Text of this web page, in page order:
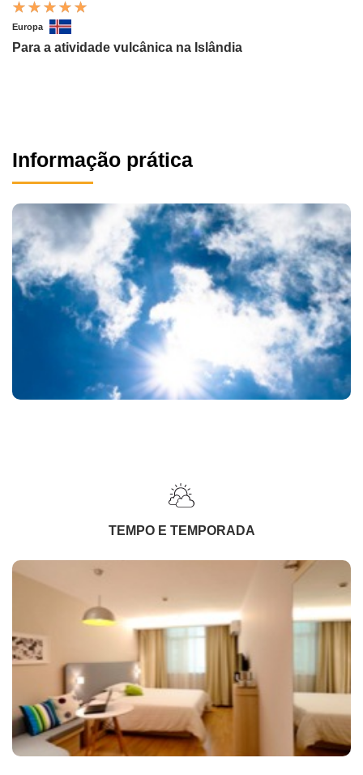
Europa
Para a atividade vulcânica na Islândia
Informação prática
TEMPO E TEMPORADA